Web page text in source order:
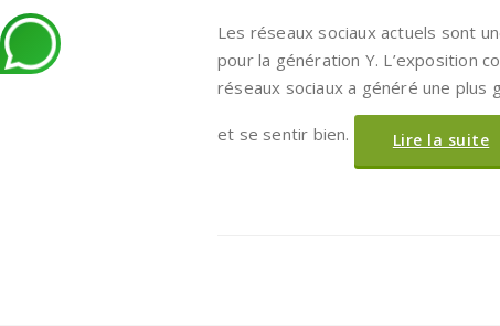
Les réseaux sociaux actuels sont
pour la génération Y. L’exposition
réseaux sociaux a généré une
et se sentir bien. Lire la suite